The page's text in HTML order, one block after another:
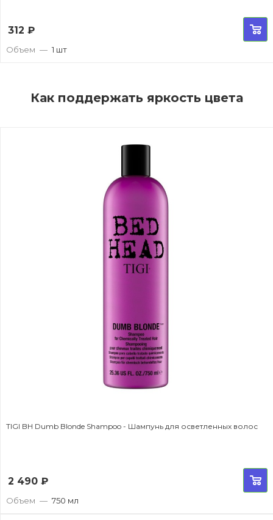
312 ₽
Объем — 1 шт
Как поддержать яркость цвета
TIGI BH Dumb Blonde Shampoo - Шампунь для осветленных волос
2 490 ₽
Объем — 750 мл